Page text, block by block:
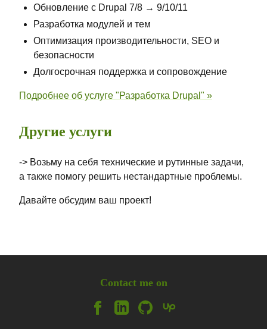
Обновление с Drupal 7/8 → 9/10/11
Разработка модулей и тем
Оптимизация производительности, SEO и
безопасности
Долгосрочная поддержка и сопровождение
Подробнее об услуге "Разработка Drupal" »
Другие услуги
-> Возьму на себя технические и рутинные задачи,
а также помогу решить нестандартные проблемы.
Давайте обсудим ваш проект!
Contact me on